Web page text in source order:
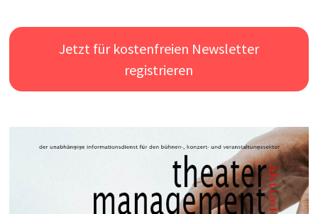
Jetzt für kostenfreien Newsletter
registrieren